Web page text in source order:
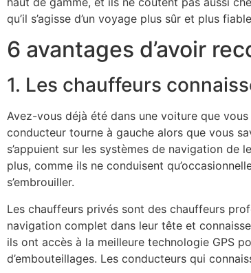
qu’il s’agisse d’un voyage plus sûr et plus
6 avantages d’avoir
1. Les chauffeurs
Avez-vous déjà été dans une voiture que
conducteur tourne à gauche alors que vous
s’appuient sur les systèmes de navigation
plus, comme ils ne conduisent
s’embrouiller.
Les chauffeurs privés sont des chauffeurs
navigation complet dans leur tête et
ils ont accès à la meilleure technologie GPS
d’embouteillages. Les conducteurs qui